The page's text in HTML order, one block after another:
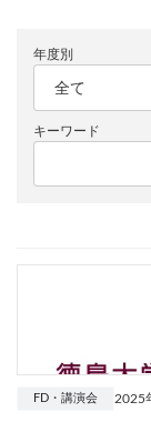
年度別
キーワード
2025
FD・講演会